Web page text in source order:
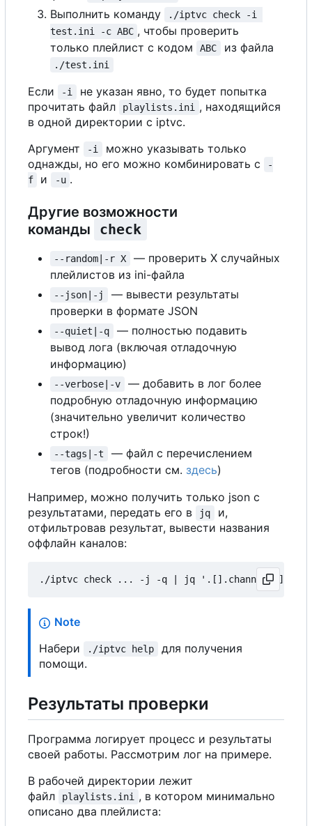
Выполнить команду
./iptvc check -i
test.ini -c ABC , чтобы проверить
только плейлист с кодом
ABC из файла
./test.ini
Если -i
не указан явно, то будет попытка
прочитать файл
playlists.ini
, находящийся
в одной директории с iptvc.
Аргумент
-i
можно указывать только
однажды, но его можно комбинировать с
-
f
и -u .
Другие возможности
команды
check
--random|-r X
— проверить X случайных
плейлистов из ini-файла
--json|-j
— вывести результаты
проверки в формате JSON
--quiet|-q
— полностью подавить
вывод лога (включая отладочную
информацию)
--verbose|-v
— добавить в лог более
подробную отладочную информацию
(значительно увеличит количество
строк!)
--tags|-t
— файл с перечислением
тегов (подробности см. здесь)
Например, можно получить только json с
результатами, передать его в
jq
и,
отфильтровав результат, вывести названия
оффлайн каналов:
Note
Набери
./iptvc help
для получения
помощи.
Результаты проверки
Программа логирует процесс и результаты
своей работы. Рассмотрим лог на примере.
В рабочей директории лежит
файл
playlists.ini
, в котором минимально
описано два плейлиста: